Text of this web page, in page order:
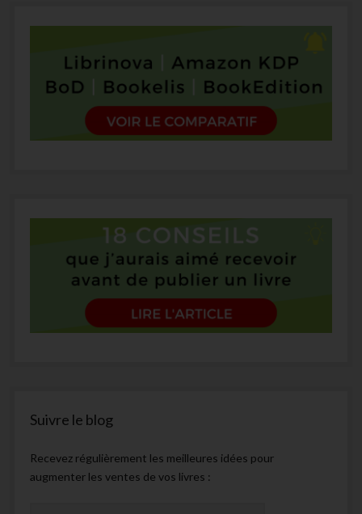
Suivre le blog
Recevez régulièrement les meilleures idées pour
augmenter les ventes de vos livres :